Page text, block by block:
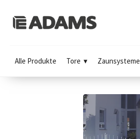
Alle Produkte Tore Zaunsysteme